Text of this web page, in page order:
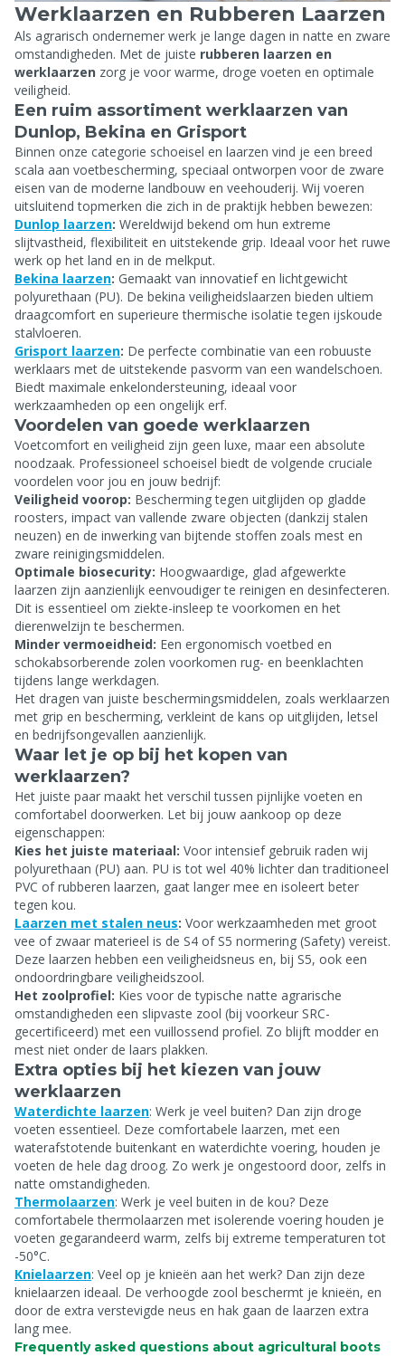
Werklaarzen en Rubberen Laarzen
Als agrarisch ondernemer werk je lange dagen in natte en zware
omstandigheden. Met de juiste rubberen laarzen en
werklaarzen zorg je voor warme, droge voeten en optimale
veiligheid.
Een ruim assortiment werklaarzen van
Dunlop, Bekina en Grisport
Binnen onze categorie schoeisel en laarzen vind je een breed
scala aan voetbescherming, speciaal ontworpen voor de zware
eisen van de moderne landbouw en veehouderij. Wij voeren
uitsluitend topmerken die zich in de praktijk hebben bewezen:
Dunlop laarzen: Wereldwijd bekend om hun extreme
slijtvastheid, flexibiliteit en uitstekende grip. Ideaal voor het ruwe
werk op het land en in de melkput.
Bekina laarzen: Gemaakt van innovatief en lichtgewicht
polyurethaan (PU). De bekina veiligheidslaarzen bieden ultiem
draagcomfort en superieure thermische isolatie tegen ijskoude
stalvloeren.
Grisport laarzen: De perfecte combinatie van een robuuste
werklaars met de uitstekende pasvorm van een wandelschoen.
Biedt maximale enkelondersteuning, ideaal voor
werkzaamheden op een ongelijk erf.
Voordelen van goede werklaarzen
Voetcomfort en veiligheid zijn geen luxe, maar een absolute
noodzaak. Professioneel schoeisel biedt de volgende cruciale
voordelen voor jou en jouw bedrijf:
Veiligheid voorop: Bescherming tegen uitglijden op gladde
roosters, impact van vallende zware objecten (dankzij stalen
neuzen) en de inwerking van bijtende stoffen zoals mest en
zware reinigingsmiddelen.
Optimale biosecurity: Hoogwaardige, glad afgewerkte
laarzen zijn aanzienlijk eenvoudiger te reinigen en desinfecteren.
Dit is essentieel om ziekte-insleep te voorkomen en het
dierenwelzijn te beschermen.
Minder vermoeidheid: Een ergonomisch voetbed en
schokabsorberende zolen voorkomen rug- en beenklachten
tijdens lange werkdagen.
Het dragen van juiste beschermingsmiddelen, zoals werklaarzen
met grip en bescherming, verkleint de kans op uitglijden, letsel
en bedrijfsongevallen aanzienlijk.
Waar let je op bij het kopen van
werklaarzen?
Het juiste paar maakt het verschil tussen pijnlijke voeten en
comfortabel doorwerken. Let bij jouw aankoop op deze
eigenschappen:
Kies het juiste materiaal: Voor intensief gebruik raden wij
polyurethaan (PU) aan. PU is tot wel 40% lichter dan traditioneel
PVC of rubberen laarzen, gaat langer mee en isoleert beter
tegen kou.
Laarzen met stalen neus: Voor werkzaamheden met groot
vee of zwaar materieel is de S4 of S5 normering (Safety) vereist.
Deze laarzen hebben een veiligheidsneus en, bij S5, ook een
ondoordringbare veiligheidszool.
Het zoolprofiel: Kies voor de typische natte agrarische
omstandigheden een slipvaste zool (bij voorkeur SRC-
gecertificeerd) met een vuillossend profiel. Zo blijft modder en
mest niet onder de laars plakken.
Extra opties bij het kiezen van jouw
werklaarzen
Waterdichte laarzen: Werk je veel buiten? Dan zijn droge
voeten essentieel. Deze comfortabele laarzen, met een
waterafstotende buitenkant en waterdichte voering, houden je
voeten de hele dag droog. Zo werk je ongestoord door, zelfs in
natte omstandigheden.
Thermolaarzen: Werk je veel buiten in de kou? Deze
comfortabele thermolaarzen met isolerende voering houden je
voeten gegarandeerd warm, zelfs bij extreme temperaturen tot
-50°C.
Knielaarzen: Veel op je knieën aan het werk? Dan zijn deze
knielaarzen ideaal. De verhoogde zool beschermt je knieën, en
door de extra verstevigde neus en hak gaan de laarzen extra
lang mee.
Frequently asked questions about agricultural boots